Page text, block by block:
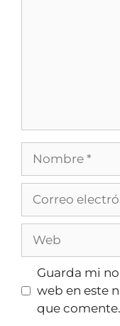
Guarda mi
web en este
que comente.